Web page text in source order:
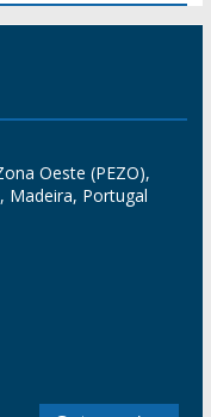
Oeste (PEZO),
Madeira, Portugal